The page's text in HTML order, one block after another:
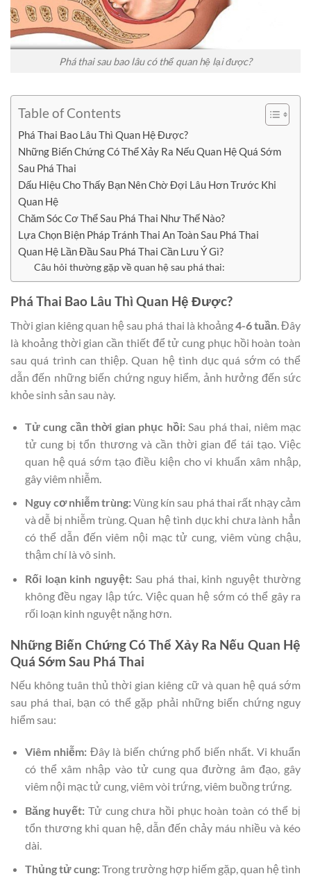
Phá thai sau bao lâu có thể quan hệ lại được?
Table of Contents
Phá Thai Bao Lâu Thì Quan Hệ Được?
Những Biến Chứng Có Thể Xảy Ra Nếu Quan Hệ Quá Sớm
Sau Phá Thai
Dấu Hiệu Cho Thấy Bạn Nên Chờ Đợi Lâu Hơn Trước Khi
Quan Hệ
Chăm Sóc Cơ Thể Sau Phá Thai Như Thế Nào?
Lựa Chọn Biện Pháp Tránh Thai An Toàn Sau Phá Thai
Quan Hệ Lần Đầu Sau Phá Thai Cần Lưu Ý Gì?
Câu hỏi thường gặp về quan hệ sau phá thai:
Phá Thai Bao Lâu Thì Quan Hệ Được?
Thời gian kiêng quan hệ sau phá thai là khoảng4-6 tuần. Đây
là khoảng thời gian cần thiết để tử cung phục hồi hoàn toàn
sau quá trình can thiệp. Quan hệ tình dục quá sớm có thể
dẫn đến những biến chứng nguy hiểm, ảnh hưởng đến sức
khỏe sinh sản sau này.
Tử cung cần thời gian phục hồi:Sau phá thai, niêm mạc
tử cung bị tổn thương và cần thời gian để tái tạo. Việc
quan hệ quá sớm tạo điều kiện cho vi khuẩn xâm nhập,
gây viêm nhiễm.
Nguy cơ nhiễm trùng:Vùng kín sau phá thai rất nhạy cảm
và dễ bị nhiễm trùng. Quan hệ tình dục khi chưa lành hẳn
có thể dẫn đến viêm nội mạc tử cung, viêm vùng chậu,
thậm chí là vô sinh.
Rối loạn kinh nguyệt: Sau phá thai, kinh nguyệt thường
không đều ngay lập tức. Việc quan hệ sớm có thể gây ra
rối loạn kinh nguyệt nặng hơn.
Những Biến Chứng Có Thể Xảy Ra Nếu Quan Hệ
Quá Sớm Sau Phá Thai
Nếu không tuân thủ thời gian kiêng cữ và quan hệ quá sớm
sau phá thai, bạn có thể gặp phải những biến chứng nguy
hiểm sau:
Viêm nhiễm: Đây là biến chứng phổ biến nhất. Vi khuẩn
có thể xâm nhập vào tử cung qua đường âm đạo, gây
viêm nội mạc tử cung, viêm vòi trứng, viêm buồng trứng.
Băng huyết: Tử cung chưa hồi phục hoàn toàn có thể bị
tổn thương khi quan hệ, dẫn đến chảy máu nhiều và kéo
dài.
Thủng tử cung:Trong trường hợp hiếm gặp, quan hệ tình